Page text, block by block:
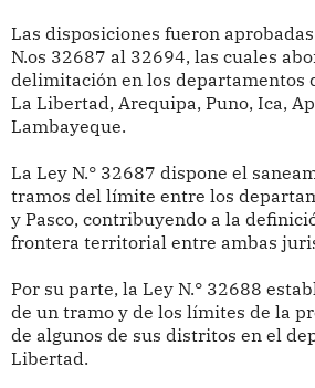
Las disposiciones fueron
N.os 32687 al 32694, las cuales
delimitación en los departamentos
La Libertad, Arequipa, Puno, Ica,
Lambayeque.
La Ley N.° 32687 dispone el
tramos del límite entre los
y Pasco, contribuyendo a la
frontera territorial entre ambas
Por su parte, la Ley N.° 32688
de un tramo y de los límites de la
de algunos de sus distritos en el
Libertad.